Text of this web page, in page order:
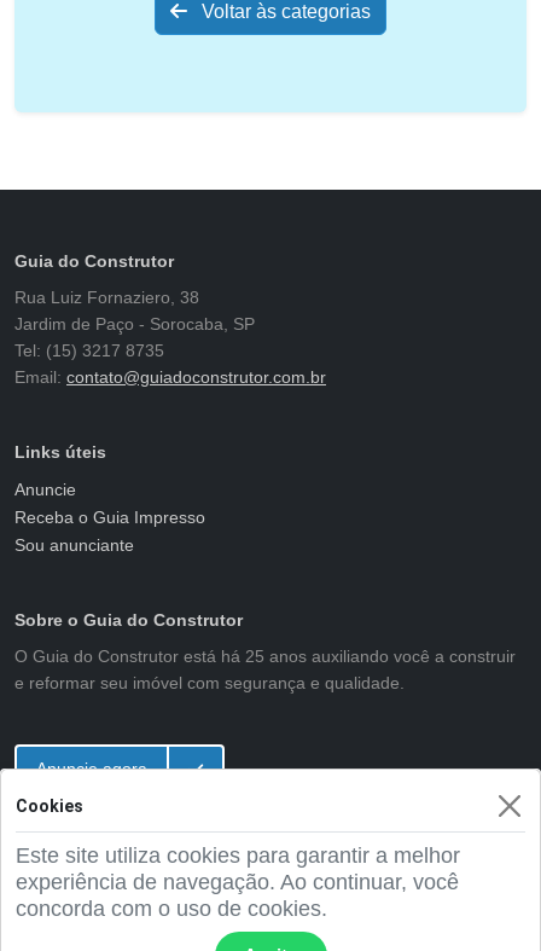
Voltar às categorias
Guia do Construtor
Rua Luiz Fornaziero, 38
Jardim de Paço - Sorocaba, SP
Tel: (15) 3217 8735
Email: contato@guiadoconstrutor.com.br
Links úteis
Anuncie
Receba o Guia Impresso
Sou anunciante
Sobre o Guia do Construtor
O Guia do Construtor está há 25 anos auxiliando você a construir
e reformar seu imóvel com segurança e qualidade.
Anuncie agora
2001 - 2026 Guia do Construtor
Cookies
Este site utiliza cookies para garantir a melhor
experiência de navegação. Ao continuar, você
concorda com o uso de cookies.